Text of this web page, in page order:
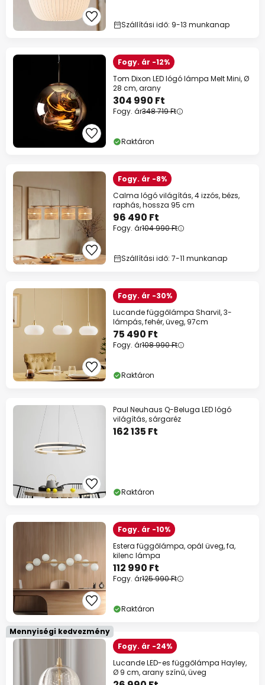
Szállítási idő: 9-13 munkanap
Fogy. ár -12%
Tom Dixon LED lógó lámpa Melt Mini, Ø
28 cm, arany
304 990 Ft
Fogy. ár348 719 Ft
Raktáron
Fogy. ár -8%
Calma lógó világítás, 4 izzós, bézs,
raphás, hossza 95 cm
96 490 Ft
Fogy. ár104 990 Ft
Szállítási idő: 7-11 munkanap
Fogy. ár -30%
Lucande függőlámpa Sharvil, 3-
lámpás, fehér, üveg, 97cm
75 490 Ft
Fogy. ár108 990 Ft
Raktáron
Paul Neuhaus Q-Beluga LED lógó
világítás, sárgaréz
162 135 Ft
Raktáron
Fogy. ár -10%
Estera függőlámpa, opál üveg, fa,
kilenc lámpa
112 990 Ft
Fogy. ár125 990 Ft
Raktáron
Mennyiségi kedvezmény
Fogy. ár -24%
Lucande LED-es függőlámpa Hayley,
Ø 9 cm, arany színű, üveg